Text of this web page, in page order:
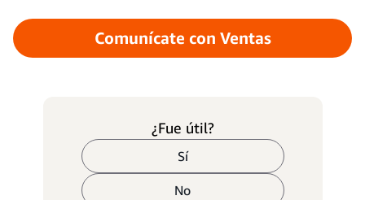
Comunícate con Ventas
¿Fue útil?
Sí
No